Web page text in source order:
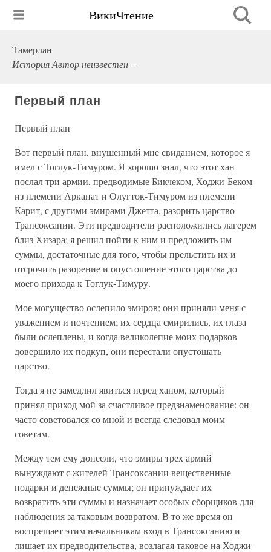
ВикиЧтение
Тамерлан
История Автор неизвестен --
Первый план
Первый план
Вот первый план, внушенный мне свиданием, которое я
имел с Тоглук-Тимуром. Я хорошо знал, что этот хан
послал три армии, предводимые Бикчеком, Ходжи-Беком
из племени Арканат и Олугток-Тимуром из племени
Карит, с другими эмирами Джетта, разорить царство
Трансоксании. Эти предводители расположились лагерем
близ Хизара; я решил пойти к ним и предложить им
суммы, достаточные для того, чтобы прельстить их и
отсрочить разорение и опустошение этого царства до
моего прихода к Тоглук-Тимуру.
Мое могущество ослепило эмиров; они приняли меня с
уважением и почтением; их сердца смирились, их глаза
были ослеплены, и когда великолепие моих подарков
довершило их подкуп, они перестали опустошать
царство.
Тогда я не замедлил явиться перед ханом, который
принял приход мой за счастливое предзнаменование: он
часто советовался со мной и всегда следовал моим
советам.
Между тем ему донесли, что эмиры трех армий
вынуждают с жителей Трансоксании вещественные
подарки и денежные суммы; он принуждает их
возвратить эти суммы и назначает особых сборщиков для
наблюдения за таковым возвратом. В то же время он
воспрещает этим начальникам вход в Трансоксанию и
лишает их предводительства, возлагая таковое на Ходжи-